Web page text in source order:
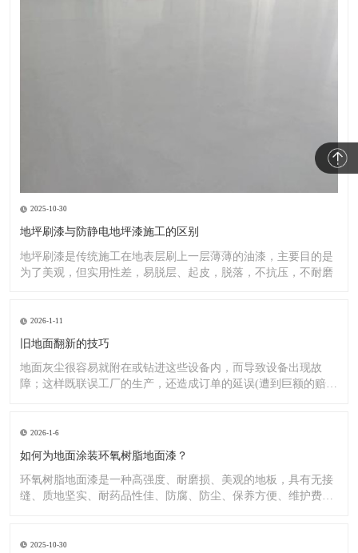
2025-10-30
地坪刷漆与防静电地坪漆施工的区别
地坪刷漆是传统施工在地表层刷上一层薄薄的油漆，主要目的是
为了美观，但实用性差，易脱层、起皮，脱落，不抗压，不耐磨
2026-1-11
旧地面翻新的技巧
地面灰尘很容易就附在或钻进这些设备内，而导致设备出现故
障；这样既联误工厂的生产，还造成订单的延误(遭到巨额的赔
2026-1-6
如何为地面涂装环氧树脂地面漆？
环氧树脂地面漆是一种高强度、耐磨损、美观的地板，具有无接
缝、质地坚实、耐药品性佳、防腐、防尘、保养方便、维护费用
2025-10-30